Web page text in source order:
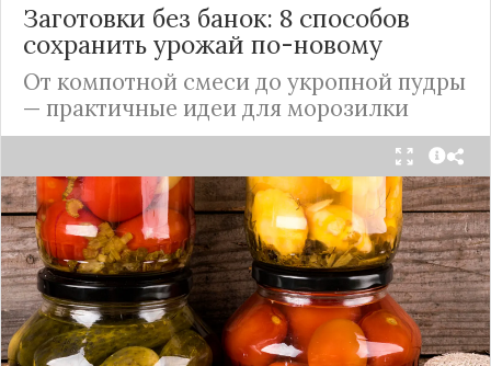
Заготовки без банок: 8 способов
сохранить урожай по-новому
От компотной смеси до укропной пудры
— практичные идеи для морозилки
Каждый год, когда приходит пора богатого
урожая, я стараюсь сохранить максимум летних
витаминов. Закатки в банки — это, безусловно,
классика, которая никуда не уходит из нашей
жизни. Но современный подход к хранению
продуктов показывает, что есть и более простые,
быстрые и удобные способы.